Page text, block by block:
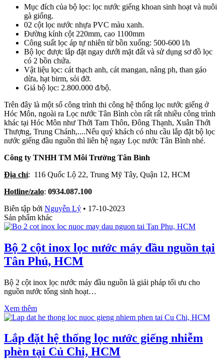
Mục đích của bộ lọc: lọc nước giếng khoan sinh hoạt và nuôi
gà giống.
02 cột lọc nước nhựa PVC màu xanh.
Đường kính cột 220mm, cao 1100mm
Công suất lọc áp tự nhiên từ bồn xuống: 500-600 l/h
Bộ lọc được lắp đặt ngay dưới mặt đất và sử dụng sơ đồ lọc
có 2 bồn chứa.
Vật liệu lọc: cát thạch anh, cát mangan, nâng ph, than gáo
dừa, hạt birm, sỏi đỡ.
Giá bộ lọc: 2.800.000 đ/bộ.
Trên đây là một số công trình thi công hệ thống lọc nước giếng ở
Hóc Môn, ngoài ra Lọc nước Tân Bình còn rất rất nhiều công trình
khác tại Hóc Môn như Thới Tam Thôn, Đông Thạnh, Xuân Thới
Thượng, Trung Chánh,....Nếu quý khách có nhu cầu lắp đặt bộ lọc
nước giếng đầu nguồn thì liên hệ ngay Lọc nước Tân Bình nhé.
Công ty TNHH TM Môi Trường Tân Bình
Địa chỉ: 116 Quốc Lộ 22, Trung Mỹ Tây, Quận 12, HCM
Hotline/zalo: 0934.087.100
Biên tập bởi Nguyễn Lý • 17-10-2023
Sản phẩm khác
Bộ 2 cột inox lọc nước máy đầu nguồn tại
Tân Phú, HCM
Bộ 2 cột inox lọc nước máy đầu nguồn là giải pháp tối ưu cho
nguồn nước tổng sinh hoạt…
Xem thêm
Lắp đặt hệ thống lọc nước giếng nhiễm
phèn tại Củ Chi, HCM